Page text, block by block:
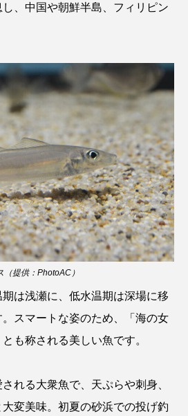
モリ イラスト
ウバザメ
ウミウシ エイ
ッセイ オオカミウオ
オオサンショウウオ
スカー オタリア
ヒトデ オワンクラゲ
カイワリ
カガミガイ カキ
カゴカマス カジカ
、中国や朝鮮半島、フィリピン
（提供：PhotoAC）
は浅瀬に、低水温期は深場に移
スマートな姿のため、「海の女
も称される美しい魚です。
れる大衆魚で、天ぷらや刺身、
変美味。初夏の砂浜での投げ釣